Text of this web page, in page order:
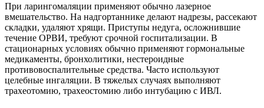
При ларингомаляции применяют обычно лазерное
вмешательство. На надгортаннике делают надрезы, рассекают
складки, удаляют хрящи. Приступы недуга, осложнившие
течение ОРВИ, требуют срочной госпитализации. В
стационарных условиях обычно применяют гормональные
медикаменты, бронхолитики, нестероидные
противовоспалительные средства. Часто используют
целебные ингаляции. В тяжелых случаях выполняют
трахеотомию, трахеостомию либо интубацию с ИВЛ.